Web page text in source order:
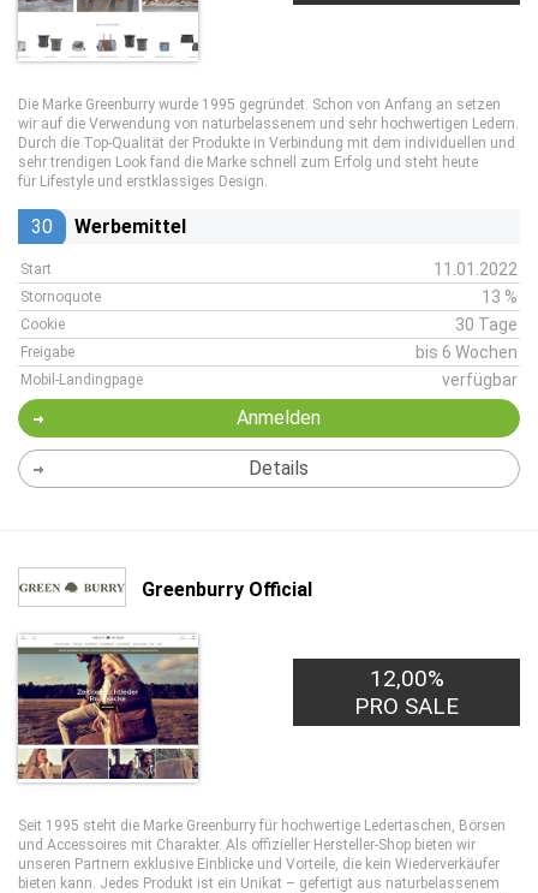
Die Marke Greenburry wurde 1995 gegründet. Schon von Anfang an setzen
wir auf die Verwendung von naturbelassenem und sehr hochwertigen Ledern.
Durch die Top-Qualität der Produkte in Verbindung mit dem individuellen und
sehr trendigen Look fand die Marke schnell zum Erfolg und steht heute
für Lifestyle und erstklassiges Design.
30 Werbemittel
Start 11.01.2022
Stornoquote 13 %
Cookie 30 Tage
Freigabe bis 6 Wochen
Mobil-Landingpage verfügbar
Anmelden
Details
Greenburry Official
12,00%
PRO SALE
Seit 1995 steht die Marke Greenburry für hochwertige Ledertaschen, Börsen
und Accessoires mit Charakter. Als offizieller Hersteller-Shop bieten wir
unseren Partnern exklusive Einblicke und Vorteile, die kein Wiederverkäufer
bieten kann. Jedes Produkt ist ein Unikat – gefertigt aus naturbelassenem